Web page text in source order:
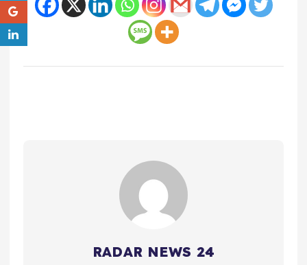
RADAR NEWS 24